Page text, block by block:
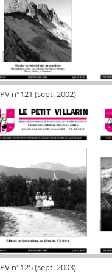
PV n°121 (sept. 2002)
PV n°125 (sept. 2003)